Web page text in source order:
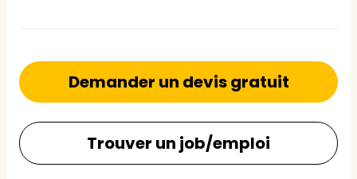
Demander un devis gratuit
Trouver un job/emploi